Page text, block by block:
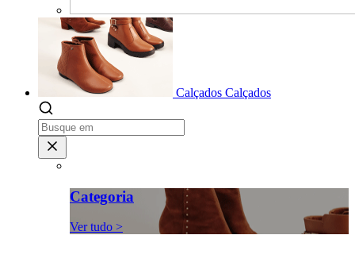
Calçados Calçados
Categoria
Ver tudo >